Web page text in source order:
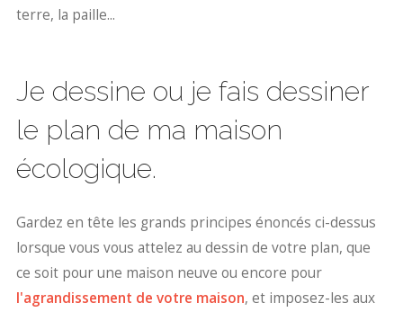
terre, la paille...
Je dessine ou je fais dessiner
le plan de ma maison
écologique.
Gardez en tête les grands principes énoncés ci-dessus
lorsque vous vous attelez au dessin de votre plan, que
ce soit pour une maison neuve ou encore pour
l'agrandissement de votre maison, et imposez-les aux